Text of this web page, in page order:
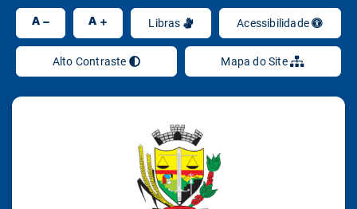
A A Libras Acessibilidade
Alto Contraste Mapa do Site